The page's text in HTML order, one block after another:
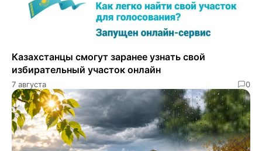
Казахстанцы смогут заранее узнать свой
избирательный участок онлайн
7 августа 0